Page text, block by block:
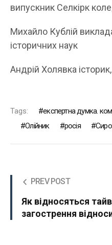
випускник Селкірк
Михайло Кублій
історичних наук
Андрій Холявка
Tags: експертна думка.
Олійник
росія
PREV POST
Як відносяться
загострення